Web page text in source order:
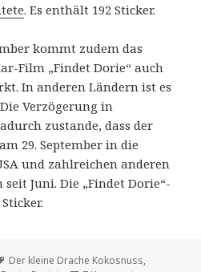
. Es enthält 192 Sticker.
kommt zudem das
Film „Findet Dorie“ auch
In anderen Ländern ist es
Verzögerung in
zustande, dass der
29. September in die
und zahlreichen anderen
Juni. Die „Findet Dorie“-
Schlagwörter
Der kleine Drache Kokosnuss,